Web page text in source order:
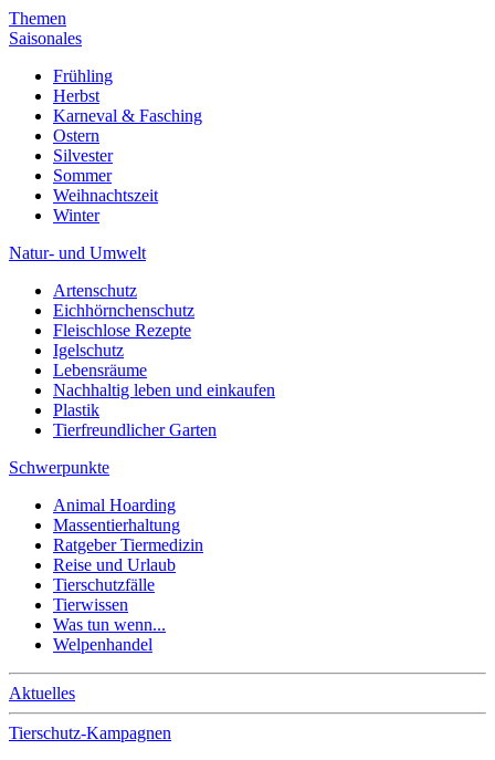
Themen
Saisonales
Frühling
Herbst
Karneval & Fasching
Ostern
Silvester
Sommer
Weihnachtszeit
Winter
Natur- und Umwelt
Artenschutz
Eichhörnchenschutz
Fleischlose Rezepte
Igelschutz
Lebensräume
Nachhaltig leben und einkaufen
Plastik
Tierfreundlicher Garten
Schwerpunkte
Animal Hoarding
Massentierhaltung
Ratgeber Tiermedizin
Reise und Urlaub
Tierschutzfälle
Tierwissen
Was tun wenn...
Welpenhandel
Aktuelles
Tierschutz-Kampagnen